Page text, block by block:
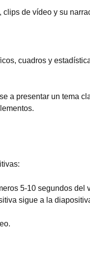
de vídeo y su
cuadros y
a presentar un tema
5-10 segundos del
sigue a la